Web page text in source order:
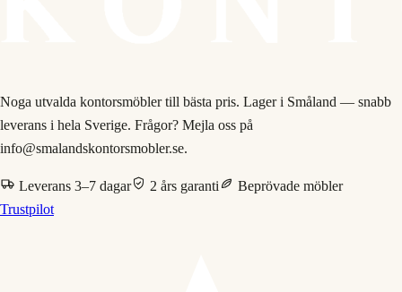
Noga utvalda kontorsmöbler till bästa pris. Lager i Småland — snabb
leverans i hela Sverige. Frågor? Mejla oss på
info@smalandskontorsmobler.se.
Leverans 3–7 dagar 2 års garanti
Beprövade möbler
Trustpilot